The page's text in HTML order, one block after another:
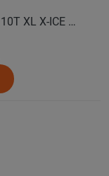
MICHELIN Автошина 295/40 R20 110T XL X-ICE SNOW SUV зима